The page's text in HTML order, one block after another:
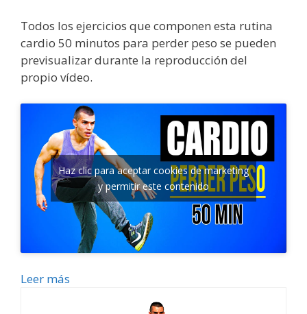
Todos los ejercicios que componen esta rutina
cardio 50 minutos para perder peso se pueden
previsualizar durante la reproducción del
propio vídeo.
Haz clic para aceptar cookies de marketing
y permitir este contenido
Leer más